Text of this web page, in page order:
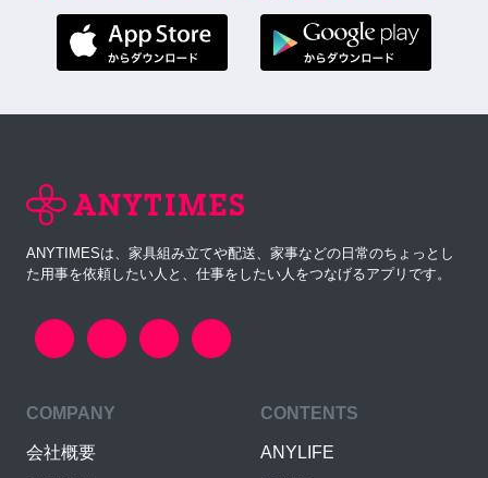
ANYTIMESは、家具組み立てや配送、家事などの日常のちょっとし
た用事を依頼したい人と、仕事をしたい人をつなげるアプリです。
COMPANY
会社概要
CONTENTS
ANYLIFE